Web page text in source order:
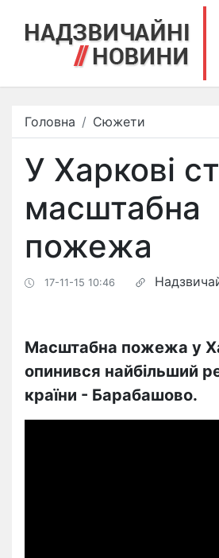
Головна Сюжети
У Харкові
масштабна
пожежа
17-11-15 10:46
Масштабна пожежа у
опинився найбільший
країни - Барабашово.